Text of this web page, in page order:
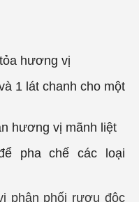
hương vị
1 lát chanh cho một
hương vị mãnh liệt
pha chế các loại
phân phối rượu độc